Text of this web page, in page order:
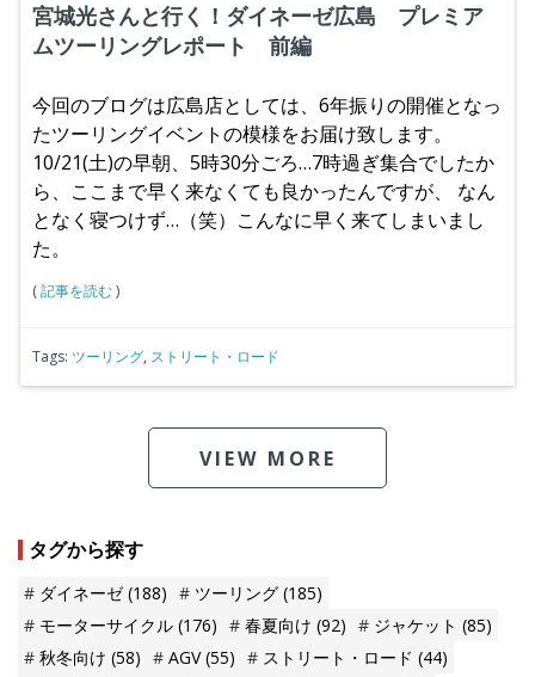
宮城光さんと行く！ダイネーゼ広島 プレミア
ムツーリングレポート 前編
今回のブログは広島店としては、6年振りの開催となっ
たツーリングイベントの模様をお届け致します。
10/21(土)の早朝、5時30分ごろ…7時過ぎ集合でしたか
ら、ここまで早く来なくても良かったんですが、
なん
となく寝つけず…（笑）こんなに早く来てしまいまし
た。
(記事を読む)
Tags: ツーリング, ストリート・ロード
VIEW MORE
タグから探す
ダイネーゼ(188) ツーリング (185)
モーターサイクル (176) 春夏向け (92) ジャケット (85)
秋冬向け (58) AGV(55) ストリート・ロード (44)